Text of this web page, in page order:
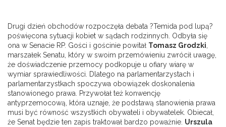
Drugi dzień obchodów rozpoczęła debata ?Temida pod lupą?
poświęcona sytuacji kobiet w sądach rodzinnych. Odbyła się
ona w Senacie RP. Gości i gościnie powitał Tomasz Grodzki,
marszałek Senatu, który w swoim przemówieniu zwrócił uwagę,
że doświadczenie przemocy podkopuje u ofiary wiarę w
wymiar sprawiedliwości. Dlatego na parlamentarzystach i
parlamentarzystkach spoczywa obowiązek doskonalenia
stanowionego prawa. Przywołał też konwencję
antyprzemocową, która uznaje, że podstawą stanowienia prawa
musi być równość wszystkich obywateli i obywatelek. Obiecał,
że Senat będzie ten zapis traktował bardzo poważnie. Urszula